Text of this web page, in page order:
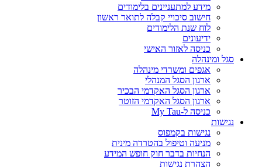
מידע למתעניינים בלימודים
חישוב סיכויי קבלה לתואר ראשון
לוח שנת הלימודים
ידיעונים
כניסה לאזור האישי
סגל ומינהלה
אגפים ומשרדי מינהלה
ארגון הסגל המנהלי
ארגון הסגל האקדמי הבכיר
ארגון הסגל האקדמי הזוטר
כניסה ל-My Tau
נגישות
נגישות בקמפוס
מניעה וטיפול בהטרדה מינית
הנחיות בדבר חוק חופש המידע
הצהרת נגישות